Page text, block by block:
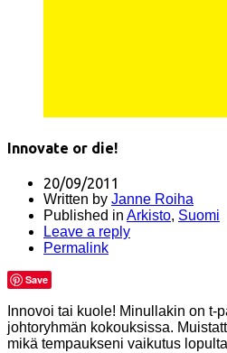
Innovate or die!
20/09/2011
Written by Janne Roiha
Published in Arkisto, Suomi
Leave a reply
Permalink
Save
Innovoi tai kuole! Minullakin on t-
johtoryhmän kokouksissa.
mikä tempaukseni vaikutus